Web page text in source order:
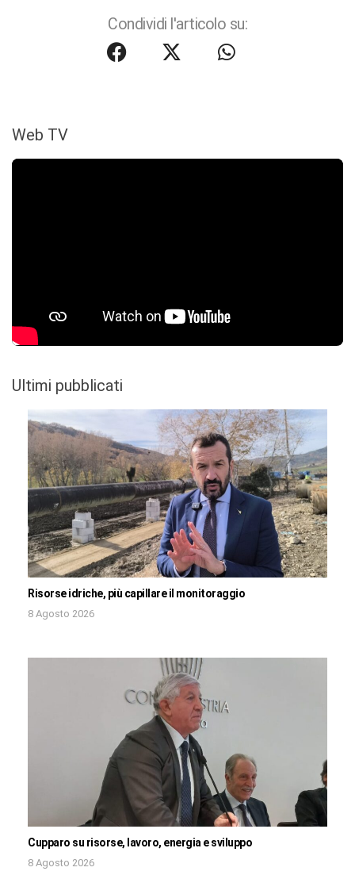
Condividi l'articolo su:
Web TV
Ultimi pubblicati
Risorse idriche, più capillare il monitoraggio
8 Agosto 2026
Cupparo su risorse, lavoro, energia e sviluppo
8 Agosto 2026